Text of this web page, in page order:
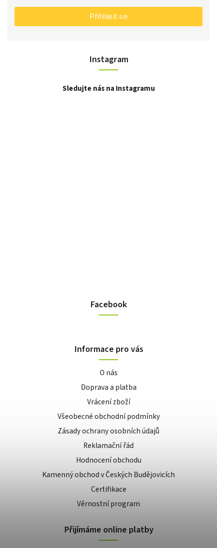
Instagram
Sledujte nás na Instagramu
Přihlásit se
Facebook
Informace pro vás
O nás
Doprava a platba
Vrácení zboží
Všeobecné obchodní podmínky
Zásady ochrany osobních údajů
Reklamační řád
Hodnocení obchodu
Kamenný obchod v Českých Budějovicích
Certifikace
Věrnostní program
Přijímáme online platby